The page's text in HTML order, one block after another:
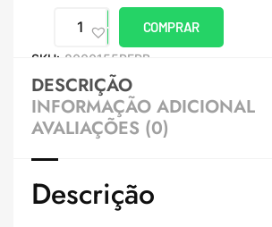
COMPRAR
SKU: 8000155PERB
DESCRIÇÃO
INFORMAÇÃO ADICIONAL
AVALIAÇÕES (0)
Descrição